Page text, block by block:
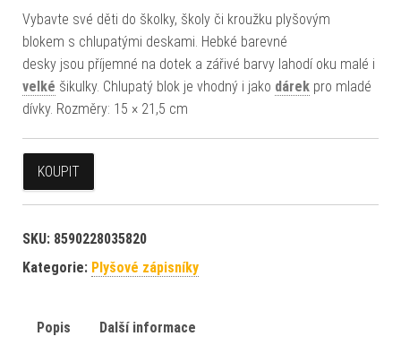
Vybavte své děti do školky, školy či kroužku plyšovým
blokem s chlupatými deskami. Hebké barevné
desky jsou příjemné na dotek a zářivé barvy lahodí oku malé i
velké šikulky. Chlupatý blok je vhodný i jako dárek pro mladé
dívky. Rozměry: 15 × 21,5 cm
KOUPIT
SKU: 8590228035820
Kategorie: Plyšové zápisníky
Popis Další informace